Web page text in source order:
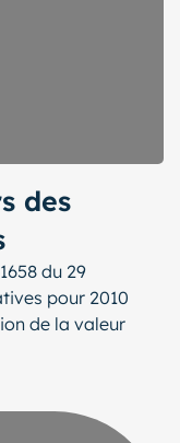
des
du 29
pour 2010
de la valeur